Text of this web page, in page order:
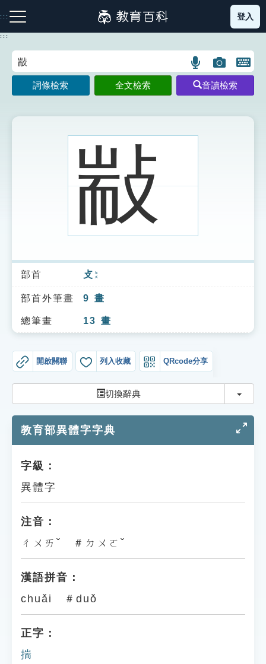
到
主
:::
注音索引圖示 筆畫索引圖示 部首索引表圖示
索引選單
知識索引
單字索引
貓頭鷹博士
登入
:::
語
言
搜
示
圖
片
搜
開
鍵
圖
詞條檢索 全文檢索 音讀檢索
㪜
部首 攴 ㄆㄨ
部首外筆畫 9 畫
總筆畫 13 畫
開啟關聯 列入收藏 QRcode分享
切換辭典 切換
教育部異體字字典
字級：
異體字
注音：
ㄔㄨㄞˇ ＃ㄉㄨㄛˇ
漢語拼音：
chuǎi ＃duǒ
正字：
揣